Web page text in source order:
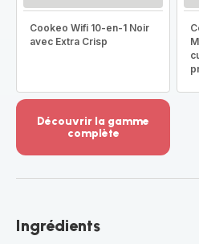
Cookeo Wifi 10-en-1 Noir
avec Extra Crisp
Découvrir la gamme
complète
-
gamme
Ingrédients